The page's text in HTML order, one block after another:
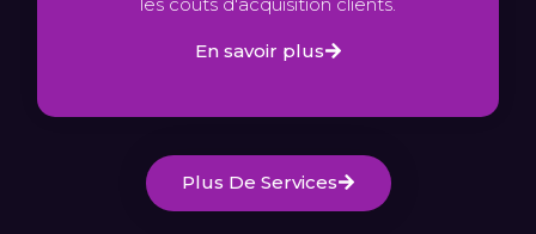
En savoir plus
Plus De Services